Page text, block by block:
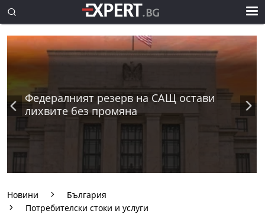
Федералният резерв на САЩ остави
лихвите без промяна
Новини
България
Потребителски стоки и услуги